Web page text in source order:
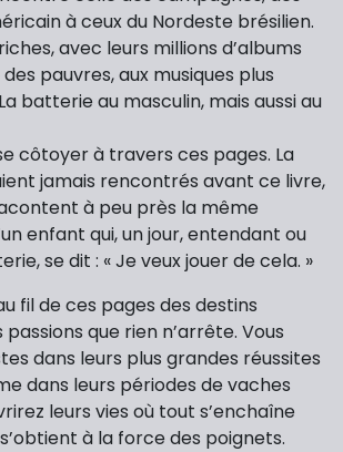
à ceux du Nordeste brésilien.
avec leurs millions d’albums
pauvres, aux musiques plus
batterie au masculin, mais aussi au
côtoyer à travers ces pages. La
jamais rencontrés avant ce livre,
à peu près la même
enfant qui, un jour, entendant ou
se dit : « Je veux jouer de cela. »
fil de ces pages des destins
que rien n’arrête. Vous
dans leurs plus grandes réussites
dans leurs périodes de vaches
leurs vies où tout s’enchaîne
à la force des poignets.